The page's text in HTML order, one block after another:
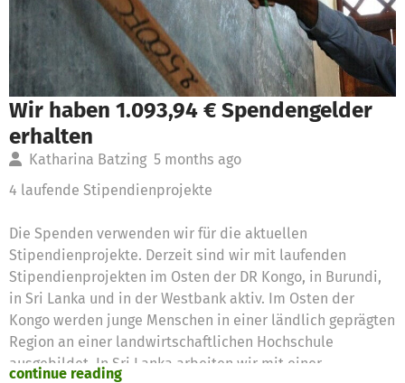
Wir haben 1.093,94 € Spendengelder
erhalten
Katharina Batzing 5 months ago
4 laufende Stipendienprojekte
Die Spenden verwenden wir für die aktuellen
Stipendienprojekte. Derzeit sind wir mit laufenden
Stipendienprojekten im Osten der DR Kongo, in Burundi,
in Sri Lanka und in der Westbank aktiv. Im Osten der
Kongo werden junge Menschen in einer ländlich geprägten
Region an einer landwirtschaftlichen Hochschule
ausgebildet. In Sri Lanka arbeiten wir mit einer
continue reading